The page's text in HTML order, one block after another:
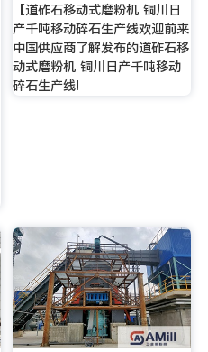
【道砟石移动式磨粉机 铜川日
产千吨移动碎石生产线欢迎前来
中国供应商了解发布的道砟石移
动式磨粉机 铜川日产千吨移动
碎石生产线!